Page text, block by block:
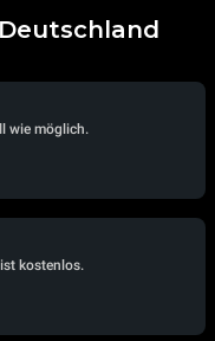
wie möglich.
kostenlos.